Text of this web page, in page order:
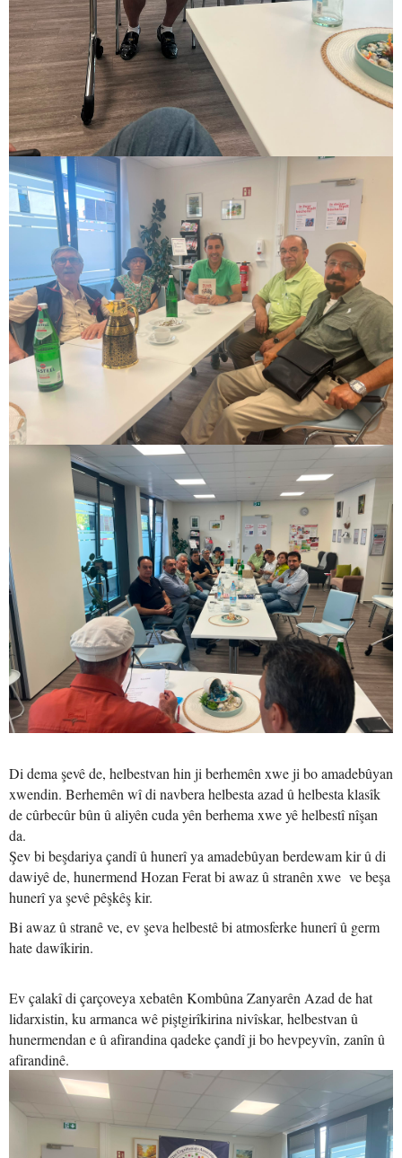
Di dema şevê de, helbestvan hin ji berhemên xwe ji bo amadebûyan
xwendin. Berhemên wî di navbera helbesta azad û helbesta klasîk
de cûrbecûr bûn û aliyên cuda yên berhema xwe yê helbestî nîşan
da.
Şev bi beşdariya çandî û hunerî ya amadebûyan berdewam kir û di
dawiyê de, hunermend Hozan Ferat bi awaz û stranên xwe ve beşa
hunerî ya şevê pêşkêş kir.
Bi awaz û stranê ve, ev şeva helbestê bi atmosferke hunerî û germ
hate dawîkirin.
Ev çalakî di çarçoveya xebatên Kombûna Zanyarên Azad de hat
lidarxistin, ku armanca wê piştgirîkirina nivîskar, helbestvan û
hunermendan e û afirandina qadeke çandî ji bo hevpeyvîn, zanîn û
afirandinê.